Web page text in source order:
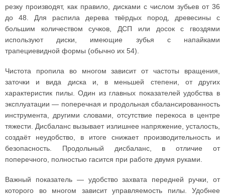
резку производят, как правило, дисками с числом зубьев от 36
до 48. Для распила дерева твёрдых пород, древесины с
большим количеством сучков, ДСП или досок с гвоздями
используют диски, имеющие зубья с напайками
трапециевидной формы (обычно их 54).
Чистота пропила во многом зависит от частоты вращения,
заточки и вида диска и, в меньшей степени, от других
характеристик пилы. Один из главных показателей удобства в
эксплуатации — поперечная и продольная сбалансированность
инструмента, другими словами, отсутствие перекоса в центре
тяжести. Дисбаланс вызывает излишнее напряжение, усталость,
создаёт неудобство, в итоге снижает производительность и
безопасность. Продольный дисбаланс, в отличие от
поперечного, полностью гасится при работе двумя руками.
Важный показатель — удобство захвата передней ручки, от
которого во многом зависит управляемость пилы. Удобнее